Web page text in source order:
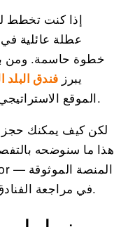
إذا كنت تخطط
عطلة عائلية في
خطوة حاسمة. ومن
يبرز فندق البلد
الموقع الاستراتيجي والخدمة الجيدة والسعر المناسب.
لكن كيف يمكنك حجز
هذا ما سنوضحه
في مراجعة الفنادق والخدمات السياحية في المنطقة.